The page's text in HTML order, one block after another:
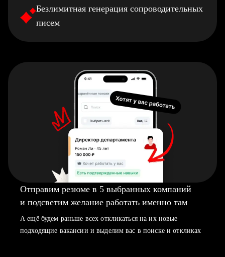
Безлимитная генерация сопроводительных
писем
Отправим резюме в 5 выбранных компаний
и подсветим желание работать именно там
А ещё будем раньше всех откликаться на их новые
подходящие вакансии и выделим вас в поиске и откликах